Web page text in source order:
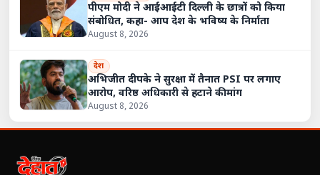
पीएम मोदी ने आईआईटी दिल्ली के छात्रों को किया
संबोधित, कहा- आप देश के भविष्य के निर्माता
August 8, 2026
देश
अभिजीत दीपके ने सुरक्षा में तैनात PSI पर लगाए
आरोप, वरिष्ठ अधिकारी से हटाने की मांग
August 8, 2026